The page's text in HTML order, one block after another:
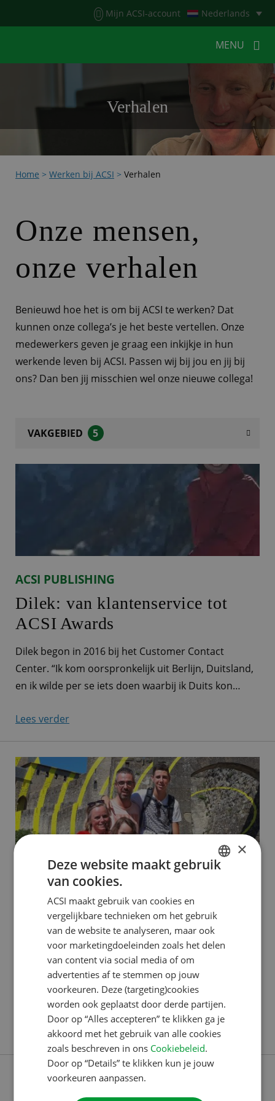
Mijn ACSI-account Nederlands
MENU
HOME
VOOR KAMPEERDERS
VOOR CAMPINGSKAMPEERNIEUWS
Verhalen
Home > Werken bij ACSI > Verhalen
Onze mensen,
onze verhalen
Benieuwd hoe het is om bij ACSI te werken? Dat
kunnen onze collega’s je het beste vertellen. Onze
medewerkers geven je graag een inkijkje in hun
werkende leven bij ACSI. Passen wij bij jou en jij bij
ons? Dan ben jij misschien wel onze nieuwe collega!
VAKGEBIED 5
ACSI PUBLISHING
Dilek: van klantenservice tot
ACSI Awards
Dilek begon in 2016 bij het Customer Contact
Center. “Ik kom oorspronkelijk uit Berlijn, Duitsland,
en ik wilde per se iets doen waarbij ik Duits kon
behalve een maand in een winkel, en sprak ook nog
ik bij ACSI terecht. Ik
Lees verder
ACSI PUBLISHING
Deze Franstalige Bourgondiër
staat altijd klaar voor onze
klanten
Fabien is sinds 2022 in dienst bij het Customer
Contact Center (CCC) van ACSI. Hier staat hij klanten
te woord in zijn moedertaal: Frans. Sinds kort is hij
Senior medewerker. Hij vertelt je graag meer over
zijn werkzaamheden. Aangenomen om te praten ‘Ik
heb de hele dag door contact met klanten. Ik
beantwoord vragen over
Lees verder
GERMAN
SPANISH
SWEDISH
×
Deze website maakt gebruik
van cookies.
ACSI maakt gebruik van cookies en
vergelijkbare technieken om het gebruik
van de website te analyseren, maar ook
voor marketingdoeleinden zoals het delen
van content via social media of om
advertenties af te stemmen op jouw
voorkeuren. Deze (targeting)cookies
worden ook geplaatst door derde partijen.
Door op “Alles accepteren” te klikken ga je
akkoord met het gebruik van alle cookies
zoals beschreven in ons Cookiebeleid.
Door op “Details” te klikken kun je jouw
voorkeuren aanpassen.